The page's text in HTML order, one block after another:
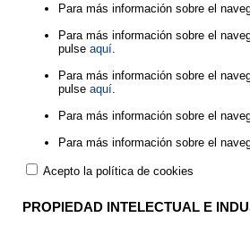
Para más información sobre el
Para más información sobre el
pulse aquí
Para más información sobre el
pulse aquí
Para más información sobre el
Para más información sobre el
Acepto la política de cookies
PROPIEDAD INTELECTUAL E